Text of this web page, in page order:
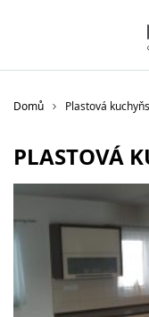
Domů Plastová
PLASTOVÁ